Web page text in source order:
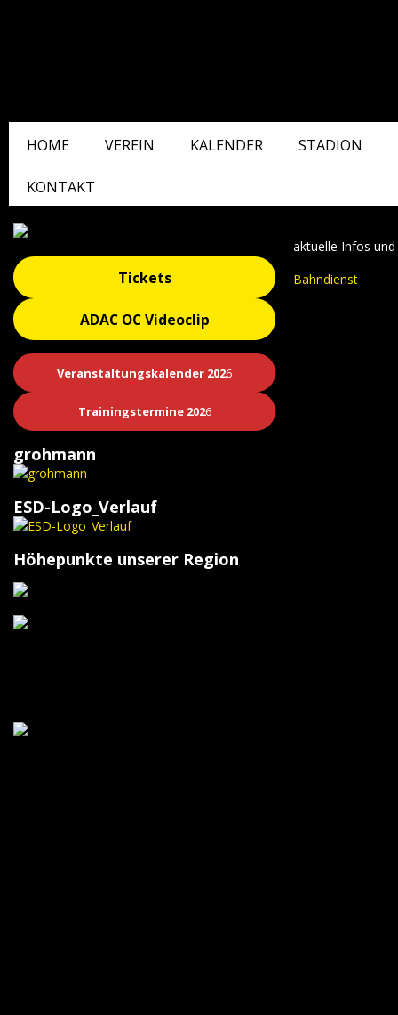
HOME VEREIN KALENDER STADION
KONTAKT
aktuelle Infos
Bahndienst
Tickets
ADAC OC Videoclip
Veranstaltungskalender 2026
Trainingstermine 2026
grohmann
ESD-Logo_Verlauf
Höhepunkte unserer Region